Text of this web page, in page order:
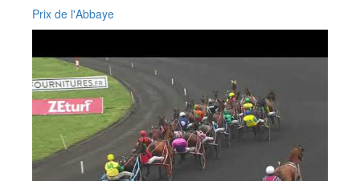
Prix de l'Abbaye